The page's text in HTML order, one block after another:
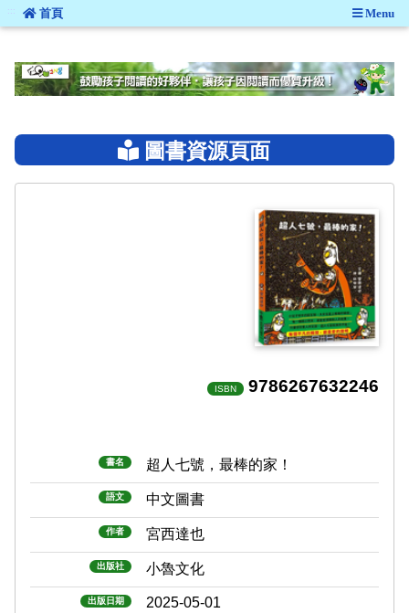
::: 首頁 Menu
圖書資源頁面
ISBN 9786267632246
書名 超人七號，最棒的家！
語文 中文圖書
作者 宮西達也
出版社 小魯文化
出版日期 2025-05-01